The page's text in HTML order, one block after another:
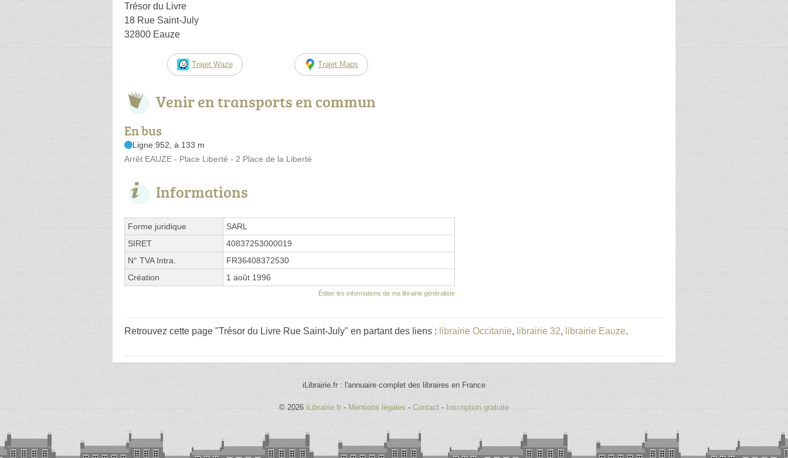
Trésor du Livre
18 Rue Saint-July
32800 Eauze
Trajet Waze Trajet Maps
Venir en transports en commun
En bus
Ligne 952, à 133 m
Arrêt EAUZE - Place Liberté - 2 Place de la Liberté
Informations
Forme juridique
SARL
SIRET
40837253000019
N° TVA Intra.
FR36408372530
Création
1 août 1996
Éditer les informations de ma librairie généraliste
Retrouvez cette page "Trésor du Livre Rue Saint-July" en partant des liens : librairie Occitanie, librairie 32, librairie Eauze.
iLibrairie.fr : l'annuaire complet des libraires en France
© 2026 iLibrairie.fr - Mentions légales - Contact - Inscription gratuite